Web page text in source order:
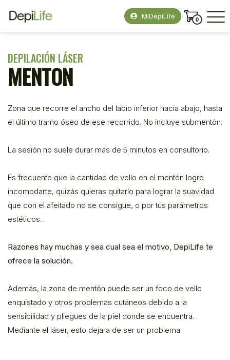
MiDepiLife 0
DEPILACIÓN LÁSER
MENTON
Zona que recorre el ancho del labio inferior hacia abajo, hasta
el último tramo óseo de ese recorrido. No incluye submentón.
La sesión no suele durar más de 5 minutos en consultorio.
Es frecuente que la cantidad de vello en el mentón logre
incomodarte, quizás quieras quitarlo para lograr la suavidad
que con el afeitado no se consigue, o por tus parámetros
estéticos…
Razones hay muchas y sea cual sea el motivo, DepiLife te
ofrece la solución.
Además, la zona de mentón puede ser un foco de vello
enquistado y otros problemas cutáneos debido a la
sensibilidad y pliegues de la piel donde se encuentra.
Mediante el láser, esto dejara de ser un problema